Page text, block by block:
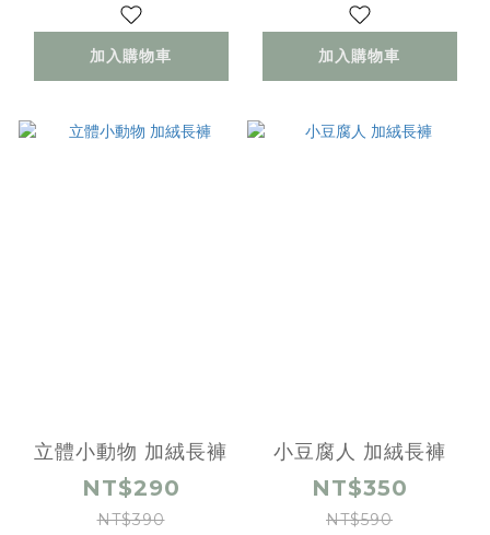
加入購物車 加入購物車
立體小動物 加絨長褲
NT$290
NT$390
小豆腐人 加絨長褲
NT$350
NT$590